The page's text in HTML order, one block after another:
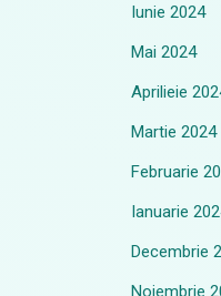
Iunie 2024
Mai 2024
Aprilieie
Martie 2024
Februarie
Ianuarie
Decembrie
Noiembrie